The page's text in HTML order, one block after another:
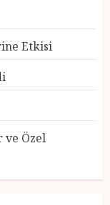
Etkisi
ve Özel
Kedileri